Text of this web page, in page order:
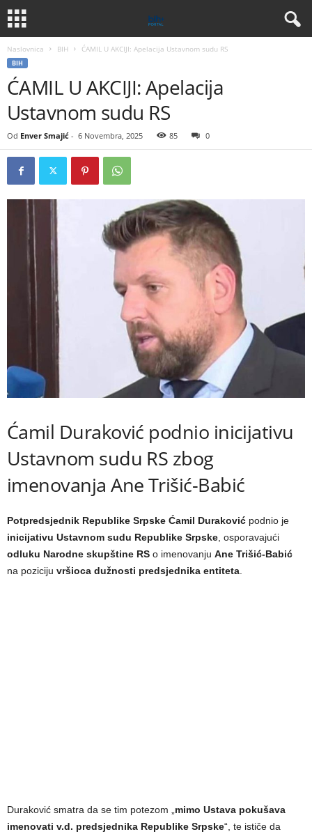
Naslovnica BIH ĆAMIL U AKCIJI: Apelacija Ustavnom sudu RS
BIH
ĆAMIL U AKCIJI: Apelacija
Ustavnom sudu RS
Od Enver Smajić - 6 Novembra, 2025 85 0
Ćamil Duraković podnio inicijativu
Ustavnom sudu RS zbog
imenovanja Ane Trišić-Babić
Potpredsjednik Republike Srpske Ćamil Duraković podnio je
inicijativu Ustavnom sudu Republike Srpske, osporavajući
odluku Narodne skupštine RS o imenovanju Ane Trišić-Babić
na poziciju vršioca dužnosti predsjednika entiteta.
Duraković smatra da se tim potezom „mimo Ustava pokušava
imenovati v.d. predsjednika Republike Srpske“, te ističe da